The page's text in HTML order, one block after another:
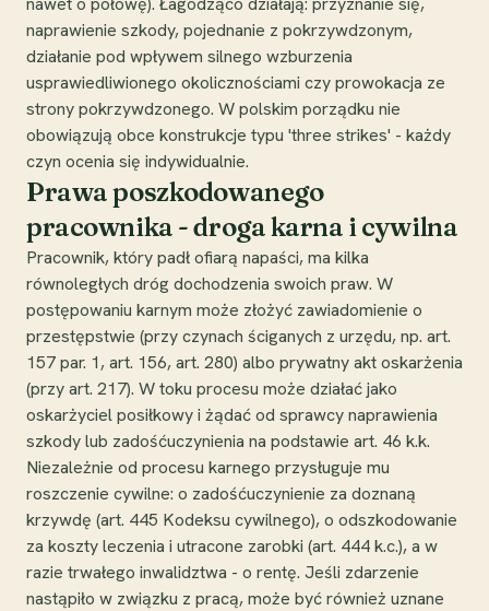
naprawienie szkody, pojednanie z pokrzywdzonym,
działanie pod wpływem silnego wzburzenia
usprawiedliwionego okolicznościami czy prowokacja ze
strony pokrzywdzonego. W polskim porządku nie
obowiązują obce konstrukcje typu 'three strikes' - każdy
czyn ocenia się indywidualnie.
Prawa poszkodowanego
pracownika - droga karna i cywilna
Pracownik, który padł ofiarą napaści, ma kilka
równoległych dróg dochodzenia swoich praw. W
postępowaniu karnym może złożyć zawiadomienie o
przestępstwie (przy czynach ściganych z urzędu, np. art.
157 par. 1, art. 156, art. 280) albo prywatny akt oskarżenia
(przy art. 217). W toku procesu może działać jako
oskarżyciel posiłkowy i żądać od sprawcy naprawienia
szkody lub zadośćuczynienia na podstawie art. 46 k.k.
Niezależnie od procesu karnego przysługuje mu
roszczenie cywilne: o zadośćuczynienie za doznaną
krzywdę (art. 445 Kodeksu cywilnego), o odszkodowanie
za koszty leczenia i utracone zarobki (art. 444 k.c.), a w
razie trwałego inwalidztwa - o rentę. Jeśli zdarzenie
nastąpiło w związku z pracą, może być również uznane